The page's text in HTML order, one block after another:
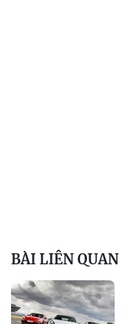
BÀI LIÊN QUAN